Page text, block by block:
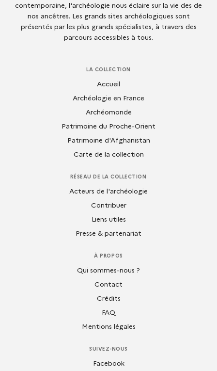
contemporaine, l'archéologie nous éclaire sur la vie des de
nos ancêtres. Les grands sites archéologiques sont
présentés par les plus grands spécialistes, à travers des
parcours accessibles à tous.
LA COLLECTION
Accueil
Archéologie en France
Archéomonde
Patrimoine du Proche-Orient
Patrimoine d'Afghanistan
Carte de la collection
RÉSEAU DE LA COLLECTION
Acteurs de l'archéologie
Contribuer
Liens utiles
Presse & partenariat
À PROPOS
Qui sommes-nous ?
Contact
Crédits
FAQ
Mentions légales
SUIVEZ-NOUS
Facebook